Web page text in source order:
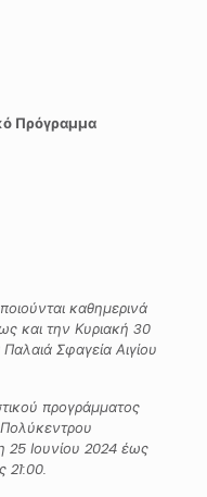
Πρόγραμμα
καθημερινά
και την Κυριακή 30
Σφαγεία Αιγίου
προγράμματος
25 Ιουνίου 2024 έως
21:00.